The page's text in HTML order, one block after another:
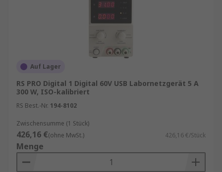
Auf Lager
RS PRO Digital 1 Digital 60V USB Labornetzgerät 5 A
300 W, ISO-kalibriert
RS Best.-Nr. 194-8102
Zwischensumme (1 Stück)
426,16 €(ohne MwSt.) 426,16 €/Stück
Menge